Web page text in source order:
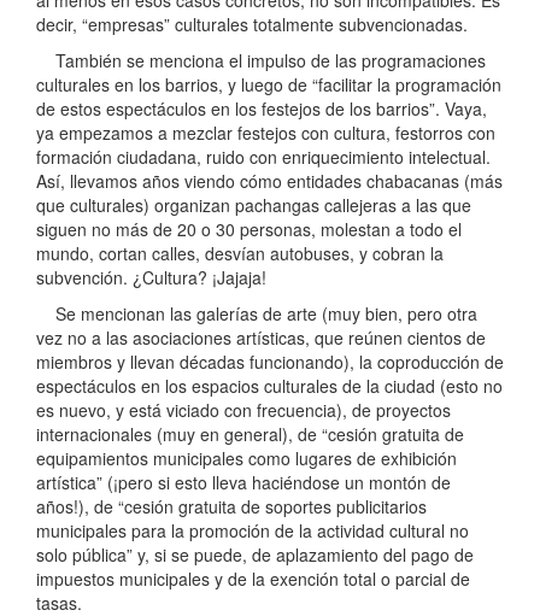
decir, “empresas” culturales totalmente subvencionadas.
También se menciona el impulso de las programaciones
culturales en los barrios, y luego de “facilitar la programación
de estos espectáculos en los festejos de los barrios”. Vaya,
ya empezamos a mezclar festejos con cultura, festorros con
formación ciudadana, ruido con enriquecimiento intelectual.
Así, llevamos años viendo cómo entidades chabacanas (más
que culturales) organizan pachangas callejeras a las que
siguen no más de 20 o 30 personas, molestan a todo el
mundo, cortan calles, desvían autobuses, y cobran la
subvención. ¿Cultura? ¡Jajaja!
Se mencionan las galerías de arte (muy bien, pero otra
vez no a las asociaciones artísticas, que reúnen cientos de
miembros y llevan décadas funcionando), la coproducción de
espectáculos en los espacios culturales de la ciudad (esto no
es nuevo, y está viciado con frecuencia), de proyectos
internacionales (muy en general), de “cesión gratuita de
equipamientos municipales como lugares de exhibición
artística” (¡pero si esto lleva haciéndose un montón de
años!), de “cesión gratuita de soportes publicitarios
municipales para la promoción de la actividad cultural no
solo pública” y, si se puede, de aplazamiento del pago de
impuestos municipales y de la exención total o parcial de
tasas.